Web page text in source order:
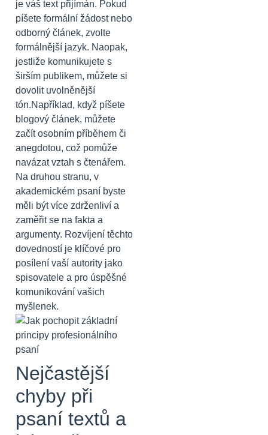
je váš text přijímán. Pokud
píšete formální žádost nebo
odborný článek, zvolte
formálnější jazyk. Naopak,
jestliže komunikujete s
širším publikem, můžete si
dovolit uvolněnější
tón.Například, když píšete
blogový článek, můžete
začít osobním příběhem či
anegdotou, což pomůže
navázat vztah s čtenářem.
Na druhou stranu, v
akademickém psaní byste
měli být více zdrženliví a
zaměřit se na fakta a
argumenty. Rozvíjení těchto
dovedností je klíčové pro
posílení vaší autority jako
spisovatele a pro úspěšné
komunikování vašich
myšlenek.
Nejčastější
chyby při
psaní textů a